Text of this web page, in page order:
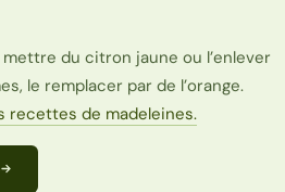
du citron jaune ou l’enlever
le remplacer par de l’orange.
recettes de madeleines.